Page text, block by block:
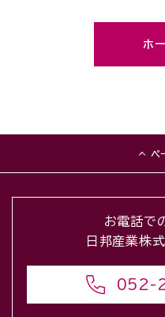
ホ
ペ
お電話で
日邦産業株
052-